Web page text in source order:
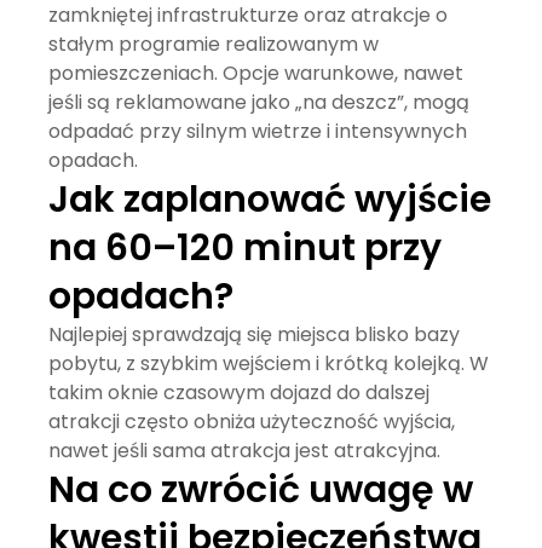
zamkniętej infrastrukturze oraz atrakcje o
stałym programie realizowanym w
pomieszczeniach. Opcje warunkowe, nawet
jeśli są reklamowane jako „na deszcz”, mogą
odpadać przy silnym wietrze i intensywnych
opadach.
Jak zaplanować wyjście
na 60–120 minut przy
opadach?
Najlepiej sprawdzają się miejsca blisko bazy
pobytu, z szybkim wejściem i krótką kolejką. W
takim oknie czasowym dojazd do dalszej
atrakcji często obniża użyteczność wyjścia,
nawet jeśli sama atrakcja jest atrakcyjna.
Na co zwrócić uwagę w
kwestii bezpieczeństwa